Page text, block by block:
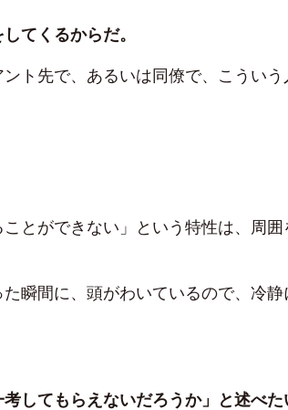
てくるからだ。
ト先で、あるいは同僚で、こういう
とができない」という特性は、周囲
瞬間に、頭がわいているので、冷静
考してもらえないだろうか」と述べた